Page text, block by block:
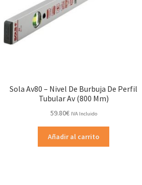
Sola Av80 – Nivel De Burbuja De Perfil
Tubular Av (800 Mm)
59.80€ IVA Incluido
Añadir al carrito